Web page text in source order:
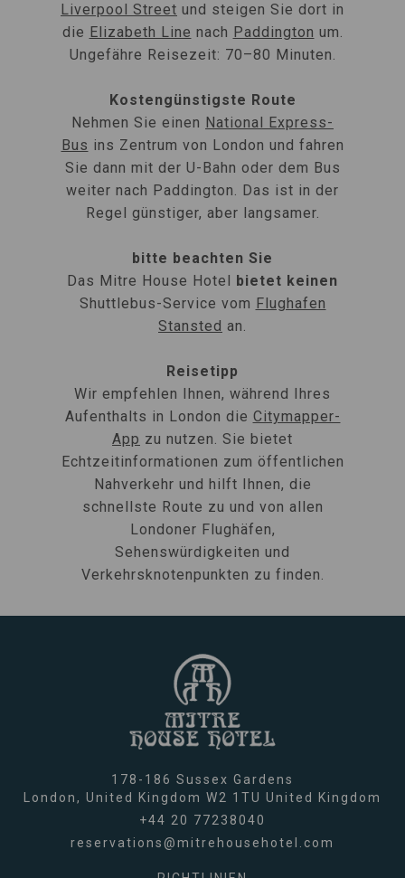
Liverpool Street und steigen Sie dort in
die Elizabeth Line nach Paddington um.
Ungefähre Reisezeit: 70–80 Minuten.
Kostengünstigste Route
Nehmen Sie einen National Express-
Bus ins Zentrum von London und fahren
Sie dann mit der U-Bahn oder dem Bus
weiter nach Paddington. Das ist in der
Regel günstiger, aber langsamer.
bitte beachten Sie
Das Mitre House Hotel
bietet keinen
Shuttlebus-Service vom Flughafen
Stansted an.
Reisetipp
Wir empfehlen Ihnen, während Ihres
Aufenthalts in London die Citymapper-
App zu nutzen. Sie bietet
Echtzeitinformationen zum öffentlichen
Nahverkehr und hilft Ihnen, die
schnellste Route zu und von allen
Londoner Flughäfen,
Sehenswürdigkeiten und
Verkehrsknotenpunkten zu finden.
178-186 Sussex Gardens
London, United Kingdom W2 1TU United Kingdom
+44 20 77238040
reservations@mitrehousehotel.com